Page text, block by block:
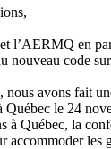
l’AERMQ en
nouveau code
avons fait
le 24
à Québec, la
accommoder